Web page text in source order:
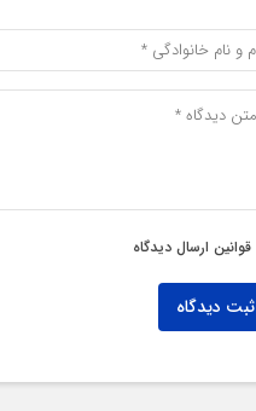
قوانین ارسال دیدگاه
ثبت دیدگاه